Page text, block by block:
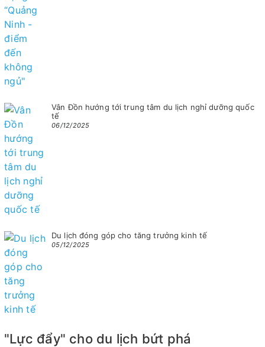
Vân Đồn hướng tới trung tâm du lịch nghỉ dưỡng quốc
tế
06/12/2025
Du lịch đóng góp cho tăng trưởng kinh tế
05/12/2025
"Lực đẩy" cho du lịch bứt phá